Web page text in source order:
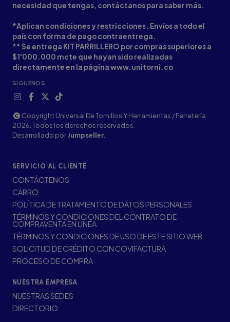
necesidad que tengas, contáctanos para saber más.
*Aplican condiciones y restricciones. Envíos a todo el
país con forma de pago contraentrega.
** Se entrega KIT PARRILLERO por compras superiores a
$1'000.000 mcte que hayan sido realizadas
directamente en la página www.unitorni.co
SÍGUENOS
Copyright Universal De Tornillos Y Herramientas / Ferretería
2026. Todos los derechos reservados.
Desarrollado porJumpseller
SERVICIO AL CLIENTE
CONTÁCTENOS
CARRO
POLÍTICA DE TRATAMIENTO DE DATOS PERSONALES
TÉRMINOS Y CONDICIONES DEL CONTRATO DE
COMPRAVENTA EN LÍNEA
TÉRMINOS Y CONDICIONES DE USO DE ESTE SITIO WEB
SOLICITUD DE CRÉDITO CON COVIFACTURA
PROCESO DE COMPRA
NUESTRA EMPRESA
NUESTRAS SEDES
DIRECTORIO